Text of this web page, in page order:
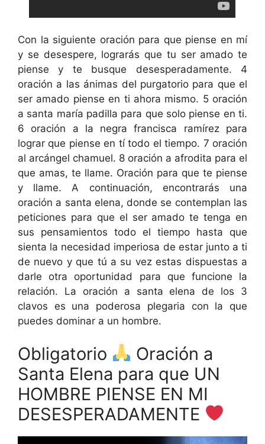
Con la siguiente oración para que piense en mí
y se desespere, lograrás que tu ser amado te
piense y te busque desesperadamente. 4
oración a las ánimas del purgatorio para que el
ser amado piense en ti ahora mismo. 5 oración
a santa maría padilla para que solo piense en ti.
6 oración a la negra francisca ramírez para
lograr que piense en tí todo el tiempo. 7 oración
al arcángel chamuel. 8 oración a afrodita para el
que amas, te llame. Oración para que te piense
y llame. A continuación, encontrarás una
oración a santa elena, donde se contemplan las
peticiones para que el ser amado te tenga en
sus pensamientos todo el tiempo hasta que
sienta la necesidad imperiosa de estar junto a ti
de nuevo y que tú a su vez estas dispuestas a
darle otra oportunidad para que funcione la
relación. La oración a santa elena de los 3
clavos es una poderosa plegaria con la que
puedes dominar a un hombre.
Obligatorio
Oración a
Santa Elena para que UN
HOMBRE PIENSE EN MI
DESESPERADAMENTE